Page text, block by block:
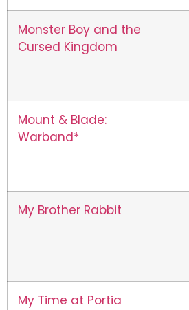
Monster Boy and the
Cursed Kingdom
Mount & Blade:
Warband*
My Brother Rabbit
My Time at Portia